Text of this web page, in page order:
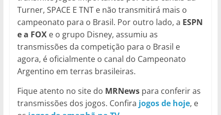
Turner, SPACE E TNT e não transmitirá mais o
campeonato para o Brasil. Por outro lado, a ESPN
e a FOXe o grupo Disney, assumiu as
transmissões da competição para o Brasil e
agora, é oficialmente o canal do Campeonato
Argentino em terras brasileiras.
Fique atento no site do MRNewspara conferir as
transmissões dos jogos. Confira jogos de hoje, e